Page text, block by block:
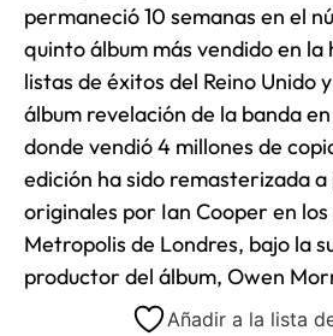
permaneció 10 semanas en el
quinto álbum más vendido en la
listas de éxitos del Reino Unido
álbum revelación de la banda
donde vendió 4 millones de
edición ha sido remasterizada
originales por Ian Cooper en los
Metropolis de Londres, bajo la
productor del álbum, Owen
Añadir a la lista